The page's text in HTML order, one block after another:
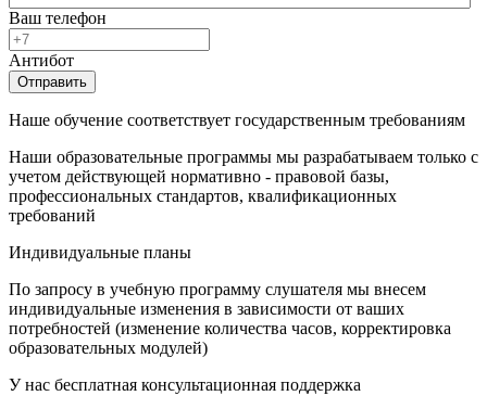
Ваш телефон
Антибот
Отправить
Наше обучение соответствует государственным требованиям
Наши образовательные программы мы разрабатываем только с
учетом действующей нормативно - правовой базы,
профессиональных стандартов, квалификационных
требований
Индивидуальные планы
По запросу в учебную программу слушателя мы внесем
индивидуальные изменения в зависимости от ваших
потребностей (изменение количества часов, корректировка
образовательных модулей)
У нас бесплатная консультационная поддержка